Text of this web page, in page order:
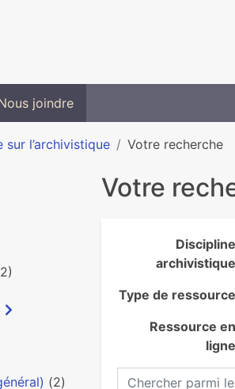
joindre
l’archivistique Votre recherche
Votre
Discipline
archivistique
Type de ressource
Ressource en
ligne
Chercher parmi
(2)